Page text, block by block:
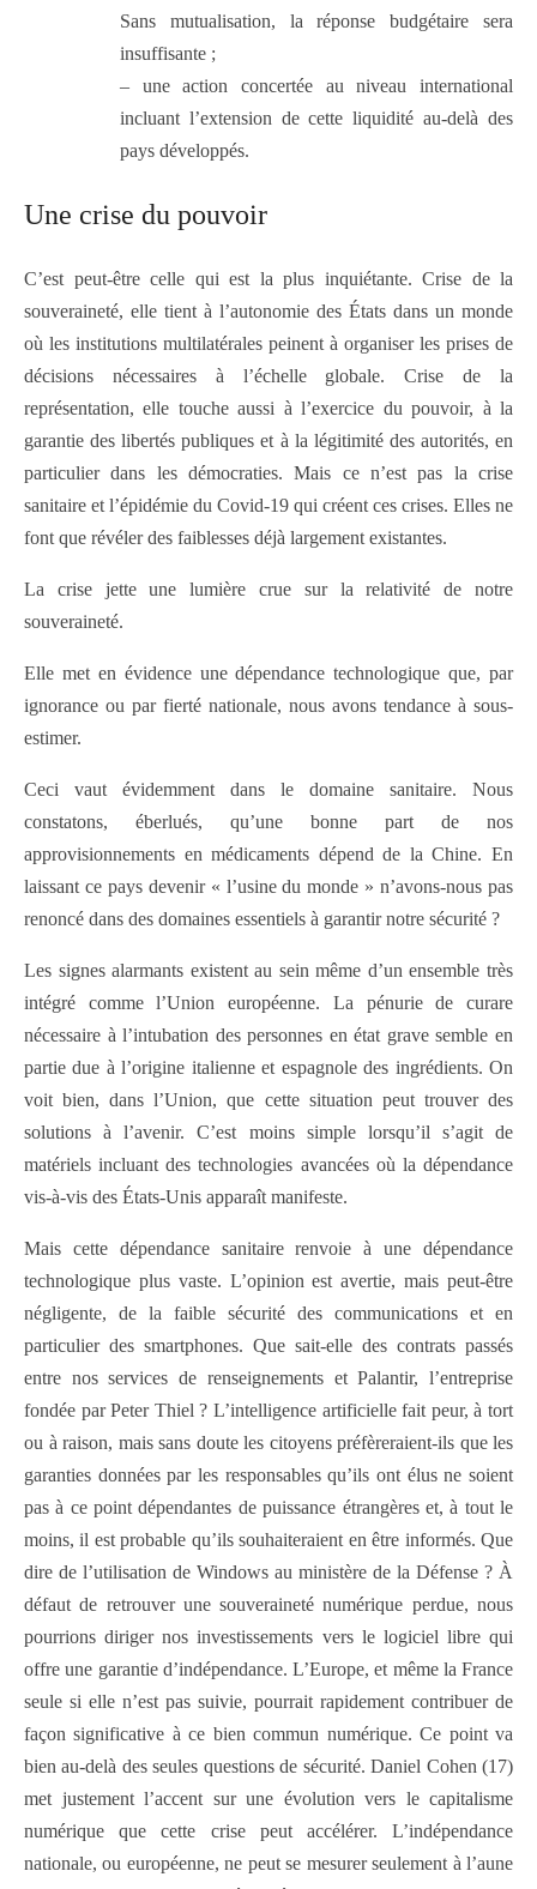
Sans mutualisation, la réponse budgétaire sera
insuffisante ;
– une action concertée au niveau international
incluant l’extension de cette liquidité au-delà des
pays développés.
Une crise du pouvoir
C’est peut-être celle qui est la plus inquiétante. Crise de la
souveraineté, elle tient à l’autonomie des États dans un monde
où les institutions multilatérales peinent à organiser les prises de
décisions nécessaires à l’échelle globale. Crise de la
représentation, elle touche aussi à l’exercice du pouvoir, à la
garantie des libertés publiques et à la légitimité des autorités, en
particulier dans les démocraties. Mais ce n’est pas la crise
sanitaire et l’épidémie du Covid-19 qui créent ces crises. Elles ne
font que révéler des faiblesses déjà largement existantes.
La crise jette une lumière crue sur la relativité de notre
souveraineté.
Elle met en évidence une dépendance technologique que, par
ignorance ou par fierté nationale, nous avons tendance à sous-
estimer.
Ceci vaut évidemment dans le domaine sanitaire. Nous
constatons, éberlués, qu’une bonne part de nos
approvisionnements en médicaments dépend de la Chine. En
laissant ce pays devenir « l’usine du monde » n’avons-nous pas
renoncé dans des domaines essentiels à garantir notre sécurité ?
Les signes alarmants existent au sein même d’un ensemble très
intégré comme l’Union européenne. La pénurie de curare
nécessaire à l’intubation des personnes en état grave semble en
partie due à l’origine italienne et espagnole des ingrédients. On
voit bien, dans l’Union, que cette situation peut trouver des
solutions à l’avenir. C’est moins simple lorsqu’il s’agit de
matériels incluant des technologies avancées où la dépendance
vis-à-vis des États-Unis apparaît manifeste.
Mais cette dépendance sanitaire renvoie à une dépendance
technologique plus vaste. L’opinion est avertie, mais peut-être
négligente, de la faible sécurité des communications et en
particulier des smartphones. Que sait-elle des contrats passés
entre nos services de renseignements et Palantir, l’entreprise
fondée par Peter Thiel ? L’intelligence artificielle fait peur, à tort
ou à raison, mais sans doute les citoyens préfèreraient-ils que les
garanties données par les responsables qu’ils ont élus ne soient
pas à ce point dépendantes de puissance étrangères et, à tout le
moins, il est probable qu’ils souhaiteraient en être informés. Que
dire de l’utilisation de Windows au ministère de la Défense ? À
défaut de retrouver une souveraineté numérique perdue, nous
pourrions diriger nos investissements vers le logiciel libre qui
offre une garantie d’indépendance. L’Europe, et même la France
seule si elle n’est pas suivie, pourrait rapidement contribuer de
façon significative à ce bien commun numérique. Ce point va
bien au-delà des seules questions de sécurité. Daniel Cohen (17)
met justement l’accent sur une évolution vers le capitalisme
numérique que cette crise peut accélérer. L’indépendance
nationale, ou européenne, ne peut se mesurer seulement à l’aune